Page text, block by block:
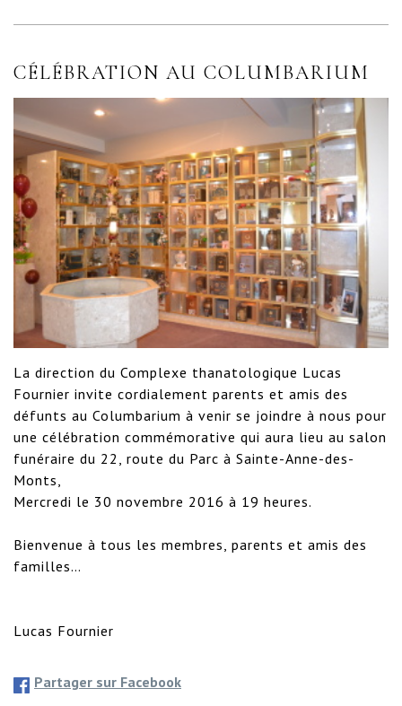
CÉLÉBRATION AU COLUMBARIUM
La direction du Complexe thanatologique Lucas
Fournier invite cordialement parents et amis des
défunts au Columbarium à venir se joindre à nous pour
une célébration commémorative qui aura lieu au salon
funéraire du 22, route du Parc à Sainte-Anne-des-
Monts,
Mercredi le 30 novembre 2016 à 19 heures.
Bienvenue à tous les membres, parents et amis des
familles…
Lucas Fournier
Partager sur Facebook